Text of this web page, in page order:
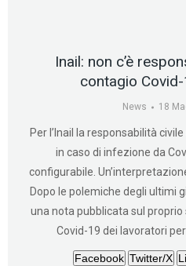
Inail: non c’è
contagio
News 18
Per l’Inail la responsabilità
in caso di infezione da
configurabile.
Dopo le polemiche degli ultimi
una nota pubblicata sul
Covid-19 dei lavoratori
Facebook Twitter/X